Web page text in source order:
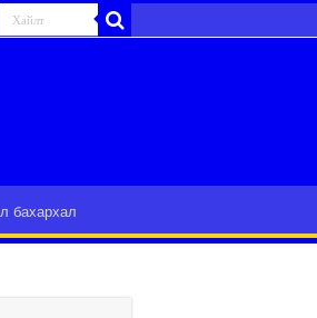
бахархал